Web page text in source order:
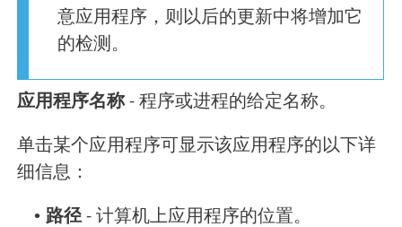
意应用程序，则以后的更新中将增加它
的检测。
应用程序名称- 程序或进程的给定名称。
单击某个应用程序可显示该应用程序的以下详
细信息：
• 路径- 计算机上应用程序的位置。